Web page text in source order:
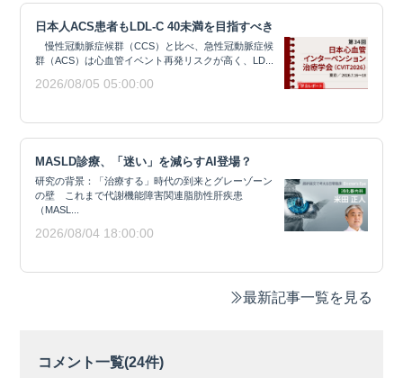
日本人ACS患者もLDL-C 40未満を目指すべき
慢性冠動脈症候群（CCS）と比べ、急性冠動脈症候
群（ACS）は心血管イベント再発リスクが高く、LD...
2026/08/05 05:00:00
MASLD診療、「迷い」を減らすAI登場？
研究の背景：「治療する」時代の到来とグレーゾーン
の壁 これまで代謝機能障害関連脂肪性肝疾患
（MASL...
2026/08/04 18:00:00
最新記事一覧を見る
コメント一覧(24件)